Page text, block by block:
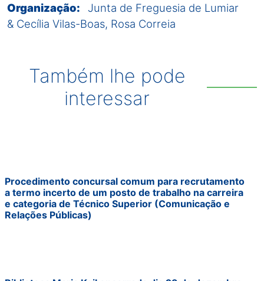
Organização:
Junta de Freguesia de Lumiar
& Cecília Vilas-Boas, Rosa Correia
Também lhe pode
interessar
Procedimento concursal comum para recrutamento
a termo incerto de um posto de trabalho na carreira
e categoria de Técnico Superior (Comunicação e
Relações Públicas)